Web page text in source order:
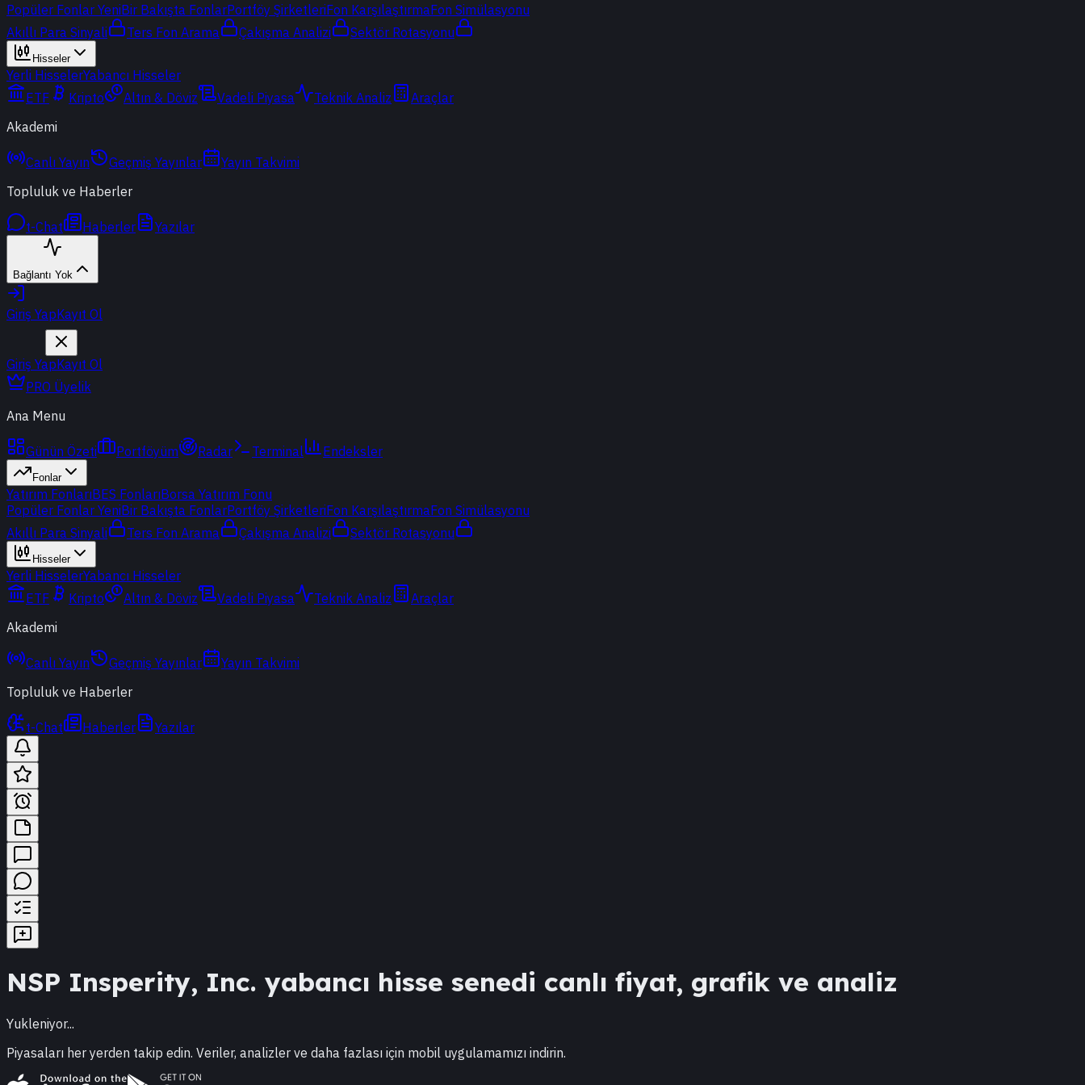
Popüler Fonlar YeniBir Bakışta FonlarPortföy ŞirketleriFon KarşılaştırmaFon Simülasyonu
Akıllı Para Sinyali
Ters Fon Arama Çakışma Analizi Sektör Rotasyonu
Hisseler
Yerli HisselerYabancı Hisseler
ETF
Kripto Altın & Döviz Vadeli Piyasa Teknik Analiz
Araçlar
Akademi
Canlı Yayın Geçmiş Yayınlar
Yayın Takvimi
Topluluk ve Haberler
t-Chat Haberler Yazılar
Bağlantı Yok
Giriş YapKayıt Ol
Giriş YapKayıt Ol
PRO Üyelik
Ana Menu
Günün Özeti Portföyüm Radar Terminal Endeksler
Fonlar
Yatırım FonlarıBES FonlarıBorsa Yatırım Fonu
Popüler Fonlar YeniBir Bakışta FonlarPortföy ŞirketleriFon KarşılaştırmaFon Simülasyonu
Akıllı Para Sinyali
Ters Fon Arama Çakışma Analizi Sektör Rotasyonu
Hisseler
Yerli HisselerYabancı Hisseler
ETF
Kripto Altın & Döviz Vadeli Piyasa Teknik Analiz
Araçlar
Akademi
Canlı Yayın Geçmiş Yayınlar
Yayın Takvimi
Topluluk ve Haberler
t-Chat Haberler Yazılar
NSP Insperity, Inc. yabancı hisse senedi canlı fiyat, grafik ve analiz
Yukleniyor...
Piyasaları her yerden takip edin. Veriler, analizler ve daha fazlası için mobil uygulamamızı indirin.